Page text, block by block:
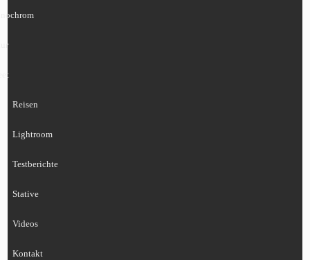
Reisen
Lightroom
Testberichte
Stative
Videos
Kontakt